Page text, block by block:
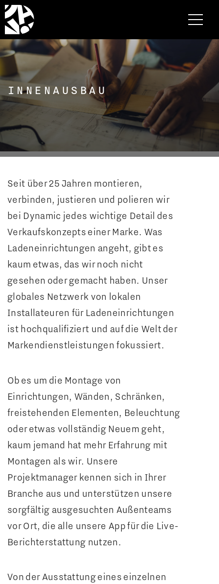
INNENAUSBAU
Seit über 25 Jahren montieren,
verbinden, justieren und polieren wir
bei Dynamic jedes wichtige Detail des
Verkaufskonzepts einer Marke. Was
Ladeneinrichtungen angeht, gibt es
kaum etwas, das wir noch nicht
gesehen oder gemacht haben. Unser
globales Netzwerk von lokalen
Installateuren für Ladeneinrichtungen
ist hochqualifiziert und auf die Welt der
Markendienstleistungen fokussiert.
Ob es um die Montage von
Einrichtungen, Wänden, Schränken,
freistehenden Elementen, Beleuchtung
oder etwas vollständig Neuem geht,
kaum jemand hat mehr Erfahrung mit
Montagen als wir. Unsere
Projektmanager kennen sich in Ihrer
Branche aus und unterstützen unsere
sorgfältig ausgesuchten Außenteams
vor Ort, die alle unsere App für die Live-
Berichterstattung nutzen.
Von der Ausstattung eines einzelnen